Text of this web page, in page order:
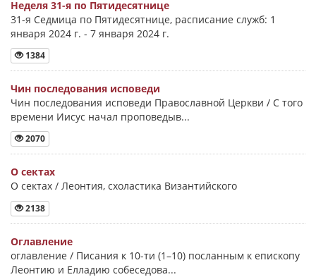
Неделя 31-я по Пятидесятнице
31-я Седмица по Пятидесятнице, расписание служб: 1
января 2024 г. - 7 января 2024 г.
1384
Чин последования исповеди
Чин последования исповеди Православной Церкви / С того
времени Иисус начал проповедыв...
2070
О сектах
О сектах / Леонтия, схоластика Византийского
2138
Оглавление
оглавление / Писания к 10-ти (1–10) посланным к епископу
Леонтию и Елладию собеседова...